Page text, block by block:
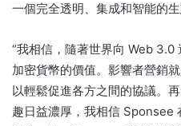
一個完全透明、集成和智能的生
“我相信，隨著世界向 Web 3.0
加密貨幣的價值。 影響者營銷
以輕鬆促進各方之間的協議。
趣日益濃厚，我相信 Sponsee